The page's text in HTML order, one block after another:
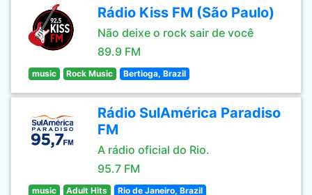
Rádio Kiss FM (São Paulo)
Não deixe o rock sair de você
89.9 FM
music Rock Music Bertioga, Brazil
Rádio SulAmérica Paradiso
FM
A rádio oficial do Rio.
95.7 FM
music Adult Hits Rio de Janeiro, Brazil